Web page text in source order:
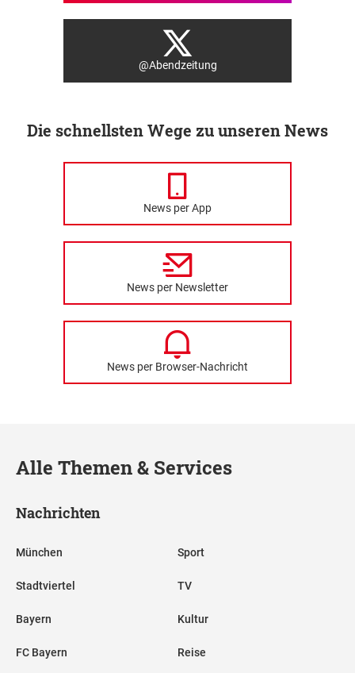
@Abendzeitung
Die schnellsten Wege zu unseren News
News per App
News per Newsletter
News per Browser-Nachricht
Alle Themen & Services
Nachrichten
München
Stadtviertel
Bayern
FC Bayern
Sport
TV
Kultur
Reise